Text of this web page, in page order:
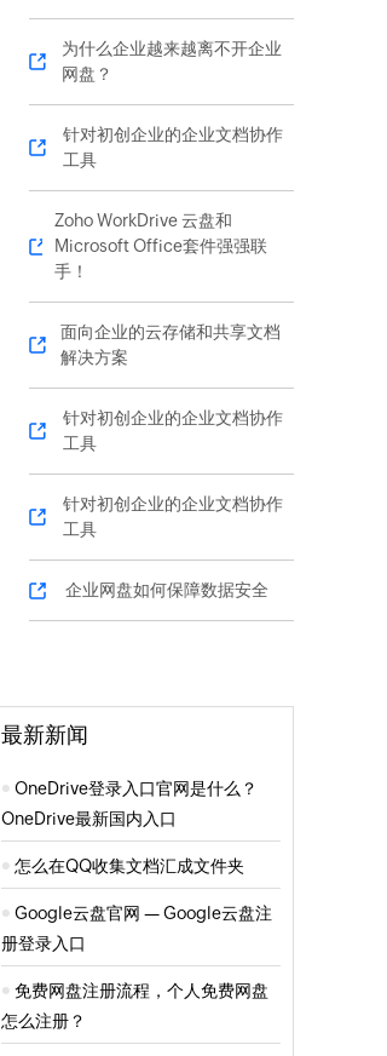
为什么企业越来越离不开企业
网盘？
针对初创企业的企业文档协作
工具
Zoho WorkDrive 云盘和
Microsoft Office套件强强联
手！
面向企业的云存储和共享文档
解决方案
针对初创企业的企业文档协作
工具
针对初创企业的企业文档协作
工具
企业网盘如何保障数据安全
最新新闻
OneDrive登录入口官网是什么？
OneDrive最新国内入口
怎么在QQ收集文档汇成文件夹
Google云盘官网 — Google云盘注
册登录入口
免费网盘注册流程，个人免费网盘
怎么注册？